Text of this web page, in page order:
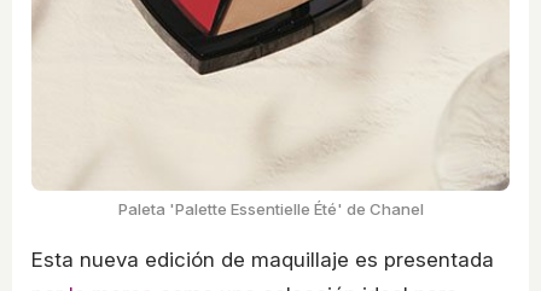
Paleta 'Palette Essentielle Été' de Chanel
Esta nueva edición de maquillaje es presentada